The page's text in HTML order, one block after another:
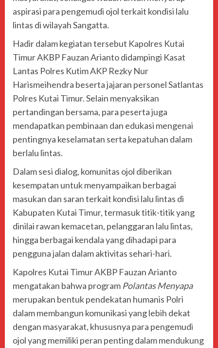
aspirasi para pengemudi ojol terkait kondisi lalu
lintas di wilayah Sangatta.
Hadir dalam kegiatan tersebut Kapolres Kutai
Timur AKBP Fauzan Arianto didampingi Kasat
Lantas Polres Kutim AKP Rezky Nur
Harismeihendra beserta jajaran personel Satlantas
Polres Kutai Timur. Selain menyaksikan
pertandingan bersama, para peserta juga
mendapatkan pembinaan dan edukasi mengenai
pentingnya keselamatan serta kepatuhan dalam
berlalu lintas.
Dalam sesi dialog, komunitas ojol diberikan
kesempatan untuk menyampaikan berbagai
masukan dan saran terkait kondisi lalu lintas di
Kabupaten Kutai Timur, termasuk titik-titik yang
dinilai rawan kemacetan, pelanggaran lalu lintas,
hingga berbagai kendala yang dihadapi para
pengguna jalan dalam aktivitas sehari-hari.
Kapolres Kutai Timur AKBP Fauzan Arianto
mengatakan bahwa program Polantas Menyapa
merupakan bentuk pendekatan humanis Polri
dalam membangun komunikasi yang lebih dekat
dengan masyarakat, khususnya para pengemudi
ojol yang memiliki peran penting dalam mendukung